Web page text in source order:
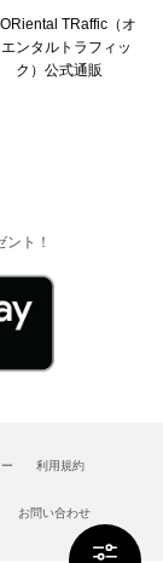
ト！
利用規約
お問い合わせ